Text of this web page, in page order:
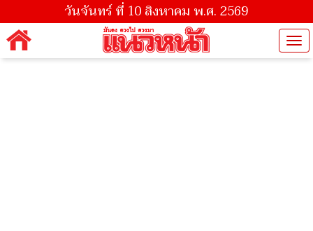
วันจันทร์ ที่ 10 สิงหาคม พ.ศ. 2569